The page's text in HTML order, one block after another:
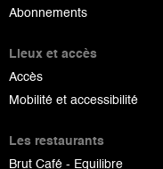
Abonnements
Lieux et accès
Accès
Mobilité et accessibilité
Les restaurants
Brut Café - Equilibre